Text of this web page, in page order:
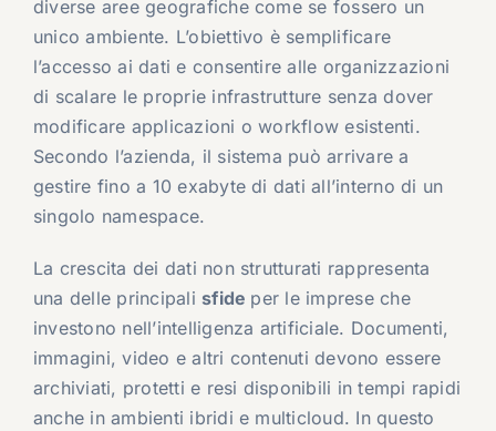
diverse aree geografiche come se fossero un
unico ambiente. L’obiettivo è semplificare
l’accesso ai dati e consentire alle organizzazioni
di scalare le proprie infrastrutture senza dover
modificare applicazioni o workflow esistenti.
Secondo l’azienda, il sistema può arrivare a
gestire fino a 10 exabyte di dati all’interno di un
singolo namespace.
La crescita dei dati non strutturati rappresenta
una delle principali sfide per le imprese che
investono nell’intelligenza artificiale. Documenti,
immagini, video e altri contenuti devono essere
archiviati, protetti e resi disponibili in tempi rapidi
anche in ambienti ibridi e multicloud. In questo